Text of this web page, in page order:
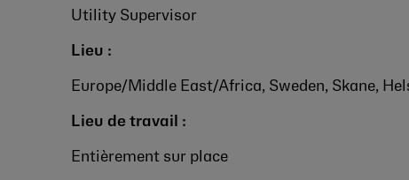
Utility Supervisor
Lieu :
Europe/Middle East/Africa, Sweden, Skane,
Lieu de travail :
Entièrement sur place